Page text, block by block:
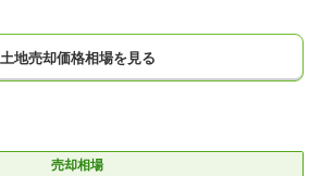
土地売却価格相場を見る
売却相場